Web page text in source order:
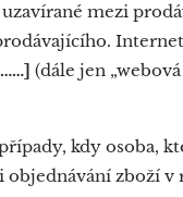
mezi
(dále jen
kdy osoba,
zboží